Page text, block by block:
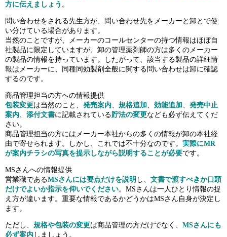
方に伝えましょう 。
問い合わせをされる先生方が、問い合わせ先をメーカーと卸とで使
い分けている場合があります。
当然のことですが、メーカーのコールセンターの持つ情報はほぼ自
社製品に限定していますが、卸の管理薬剤師の方は多くのメーカー
の製品の情報を持っています。したがって、該当する製品の詳細情
報はメーカーに、同種同効製剤全般に関する問い合わせは卸に確認
するのです。
商品管理担当の方への情報提供
包装変更は当然のこと、 発売案内、 規格追加、 効能追加、 発売中止
案内、 添付文書に記載されている貯法の変更なども必ず伝えてくだ
さい。
商品管理担当の方にはメーカー本社からの多くの情報が卸の本社経
由で寄せられます。しかし、これでは不十分なのです。 実際にMR
が案内チラシの写真を提示しながら説明することが必要です。
MSさんへの情報提供
営業職であるMSさんには要点だけを説明 し、 文書で渡すべきか口頭
だけでよいか指示を仰いでください。MSさんは一人ひとり情報の捉
え方が違います。重要な情報であるかどうかはMSさん自身が決定し
ます。
ただし、 規格や包装の変更は商品管理の方だけでなく、 MSさんにも
必ず案内 しましょう。